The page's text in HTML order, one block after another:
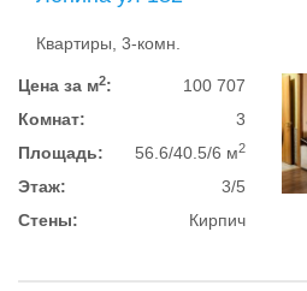
Квартиры, 3-комн.
Цена за м2:
100 707
Комнат:
3
Площадь:
56.6/40.5/6 м2
Этаж:
3/5
Стены:
Кирпич